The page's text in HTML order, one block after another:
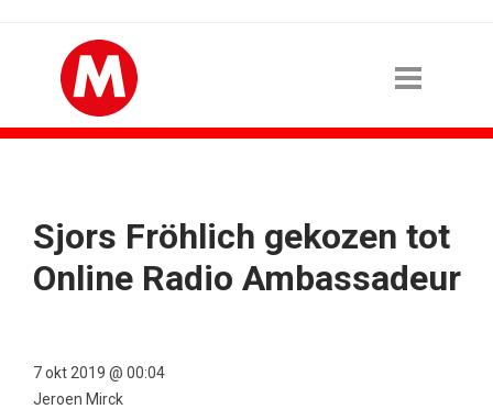
Sjors Fröhlich gekozen tot
Online Radio Ambassadeur
7 okt 2019 @ 00:04
Jeroen Mirck